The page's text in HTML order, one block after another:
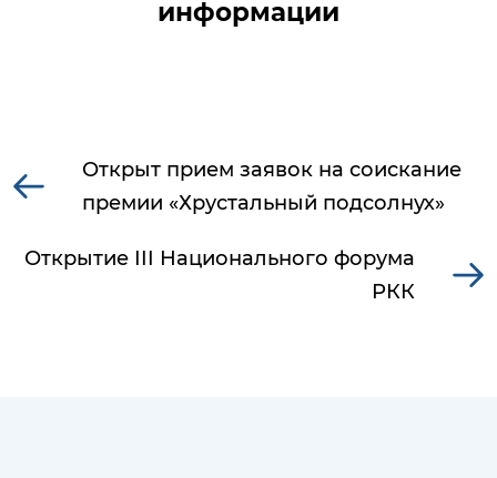
информации
Открыт прием заявок на соискание
премии «Хрустальный подсолнух»
Открытие III Национального форума
РКК